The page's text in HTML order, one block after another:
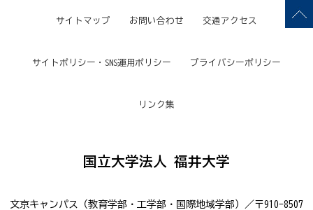
サイトマップ お問い合わせ 交通アクセス
サイトポリシー・SNS運用ポリシー プライバシーポリシー
リンク集
国立大学法人 福井大学
文京キャンパス（教育学部・工学部・国際地域学部）／〒910-8507